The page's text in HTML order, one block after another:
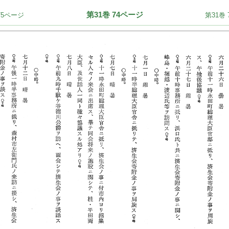
第31巻 74ページ